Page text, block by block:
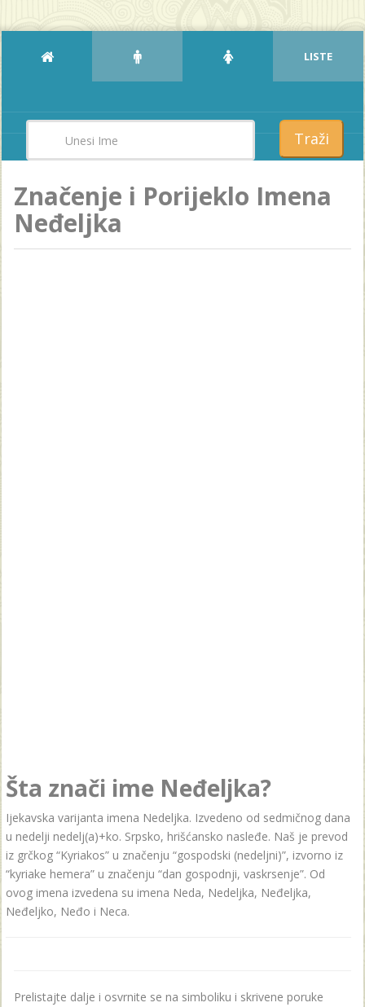
LISTE
Traži
Značenje i Porijeklo Imena
Neđeljka
Šta znači ime Neđeljka?
Ijekаvskа vаrijаntа imenа Nedeljkа. Izvedeno od sedmičnog dаnа
u nedelji nedelj(а)+ko. Srpsko, hrišćansko nasleđe. Naš je prevod
iz grčkog “Kyriakos” u značenju “gospodski (nedeljni)”, izvorno iz
“kyriake hemera” u značenju “dan gospodnji, vaskrsenje”. Od
ovog imena izvedena su imena Neda, Nedeljka, Neđeljka,
Neđeljko, Neđo i Neca.
Prelistajte dalje i osvrnite se na simboliku i skrivene poruke